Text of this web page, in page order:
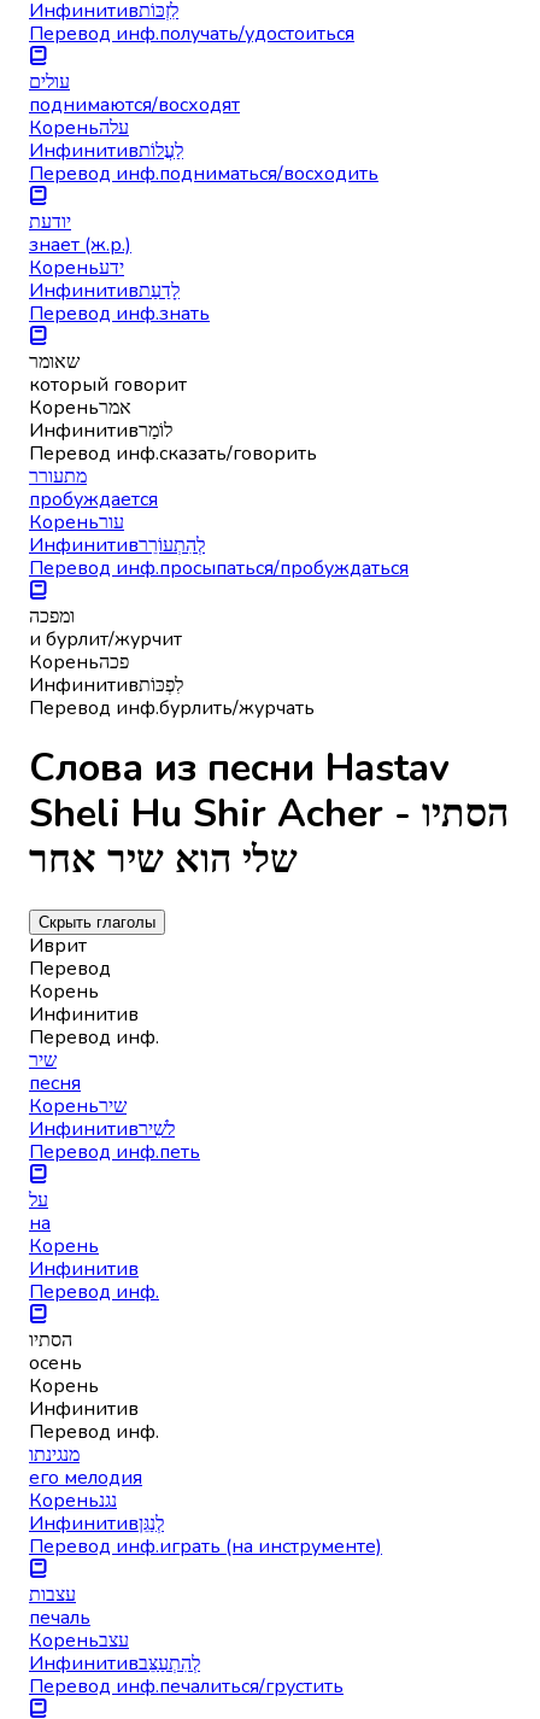
Инфинитивלִזְכּוֹת
Перевод инф.получать/удостоиться
עולים
поднимаются/восходят
Кореньעלה
Инфинитивלַעֲלוֹת
Перевод инф.подниматься/восходить
יודעת
знает (ж.р.)
Кореньידע
Инфинитивלָדַעַת
Перевод инф.знать
שאומר
который говорит
Кореньאמר
Инфинитивלוֹמַר
Перевод инф.сказать/говорить
מתעורר
пробуждается
Кореньעור
Инфинитивלְהִתְעוֹרֵר
Перевод инф.просыпаться/пробуждаться
ומפכה
и бурлит/журчит
Кореньפכה
Инфинитивלִפְכּוֹת
Перевод инф.бурлить/журчать
Слова из песни Hastav
Sheli Hu Shir Acher - הסתיו
שלי הוא שיר אחר
Скрыть глаголы
Иврит
Перевод
Корень
Инфинитив
Перевод инф.
שיר
песня
Кореньשיר
Инфинитивלשִׁיר
Перевод инф.петь
על
на
Корень
Инфинитив
Перевод инф.
הסתיו
осень
Корень
Инфинитив
Перевод инф.
מנגינתו
его мелодия
Кореньנגנ
Инфинитивלְנַגֵּן
Перевод инф.играть (на инструменте)
עצבות
печаль
Кореньעצב
Инфинитивלְהִתְעַצֵּב
Перевод инф.печалиться/грустить